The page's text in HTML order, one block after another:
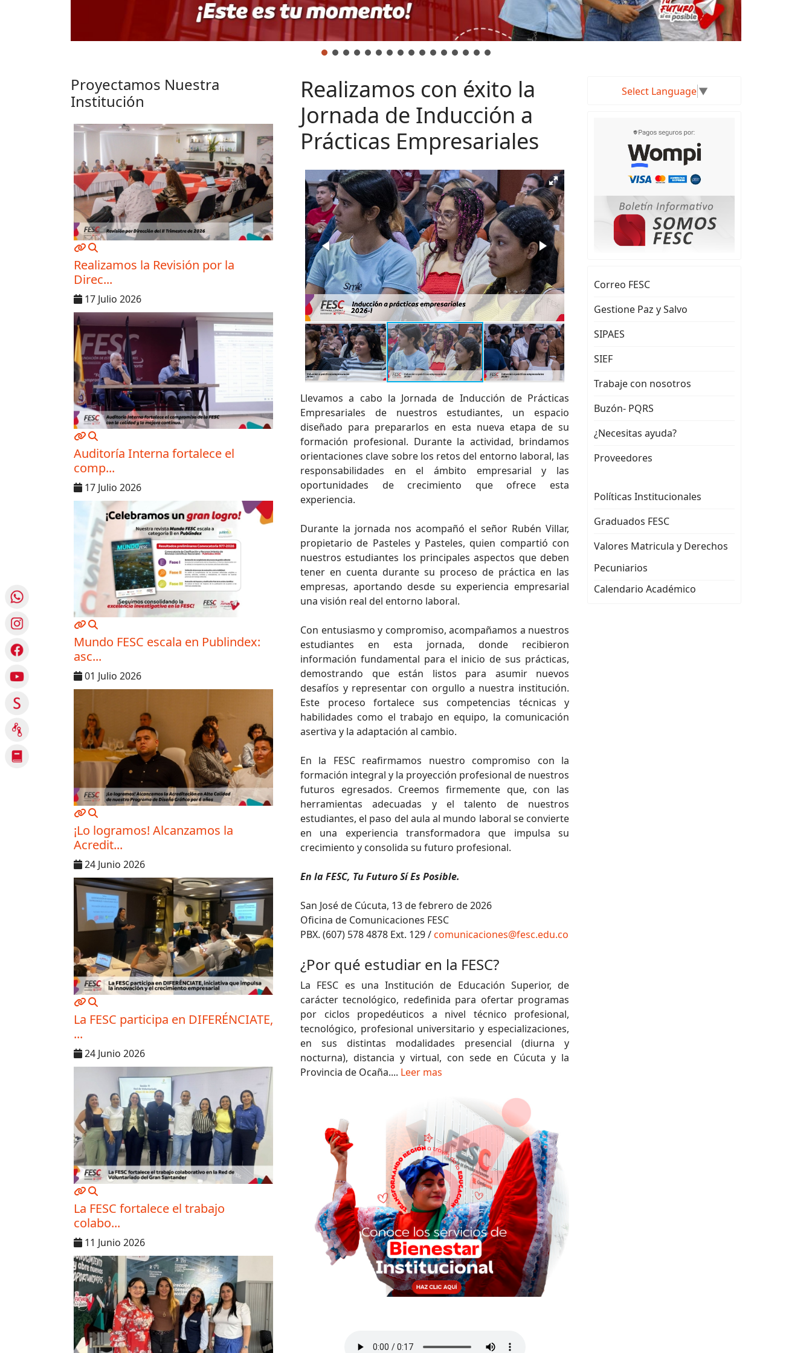
Proyectamos Nuestra
Institución
MOD_JTCS_VIEW_ARTICLE_LINK
Realizamos la Revisión por la
Direc...
17 Julio 2026
MOD_JTCS_VIEW_ARTICLE_LINK
Auditoría Interna fortalece el
comp...
17 Julio 2026
MOD_JTCS_VIEW_ARTICLE_LINK
Mundo FESC escala en Publindex:
asc...
01 Julio 2026
MOD_JTCS_VIEW_ARTICLE_LINK
¡Lo logramos! Alcanzamos la
Acredit...
24 Junio 2026
MOD_JTCS_VIEW_ARTICLE_LINK
La FESC participa en DIFERÉNCIATE,
...
24 Junio 2026
MOD_JTCS_VIEW_ARTICLE_LINK
La FESC fortalece el trabajo
colabo...
11 Junio 2026
Realizamos con éxito la
Jornada de Inducción a
Prácticas Empresariales
Llevamos a cabo la Jornada de Inducción de Prácticas
Empresariales de nuestros estudiantes, un espacio
diseñado para prepararlos en esta nueva etapa de su
formación profesional. Durante la actividad, brindamos
orientaciones clave sobre los retos del entorno laboral, las
responsabilidades en el ámbito empresarial y las
oportunidades de crecimiento que ofrece esta
experiencia.
Durante la jornada nos acompañó el señor Rubén Villar,
propietario de Pasteles y Pasteles, quien compartió con
nuestros estudiantes los principales aspectos que deben
tener en cuenta durante su proceso de práctica en las
empresas, aportando desde su experiencia empresarial
una visión real del entorno laboral.
Con entusiasmo y compromiso, acompañamos a nuestros
estudiantes en esta jornada, donde recibieron
información fundamental para el inicio de sus prácticas,
demostrando que están listos para asumir nuevos
desafíos y representar con orgullo a nuestra institución.
Este proceso fortalece sus competencias técnicas y
habilidades como el trabajo en equipo, la comunicación
asertiva y la adaptación al cambio.
En la FESC reafirmamos nuestro compromiso con la
formación integral y la proyección profesional de nuestros
futuros egresados. Creemos firmemente que, con las
herramientas adecuadas y el talento de nuestros
estudiantes, el paso del aula al mundo laboral se convierte
en una experiencia transformadora que impulsa su
crecimiento y consolida su futuro profesional.
En la FESC, Tu Futuro Sí Es Posible.
San José de Cúcuta, 13 de febrero de 2026
Oficina de Comunicaciones FESC
PBX. (607) 578 4878 Ext. 129 /comunicaciones@fesc.edu.co
¿Por qué estudiar en la FESC?
La FESC es una Institución de Educación Superior, de
carácter tecnológico, redefinida para ofertar programas
por ciclos propedéuticos a nivel técnico profesional,
tecnológico, profesional universitario y especializaciones,
en sus distintas modalidades presencial (diurna y
nocturna), distancia y virtual, con sede en Cúcuta y la
Provincia de Ocaña.... Leer mas
Select Language ▼
Correo FESC
Gestione Paz y Salvo
SIPAES
SIEF
Trabaje con nosotros
Buzón- PQRS
¿Necesitas ayuda?
Proveedores
Políticas Institucionales
Graduados FESC
Valores Matricula y Derechos
Pecuniarios
Calendario Académico